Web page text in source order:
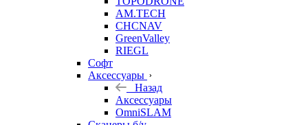
AM.TECH
CHCNAV
GreenValley
RIEGL
Софт
Аксессуары
Назад
Аксессуары
OmniSLAM